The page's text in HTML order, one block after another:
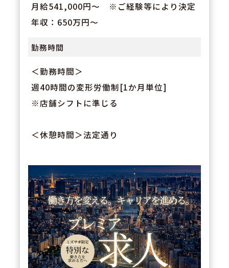
月給541,000円～ ※ご経験等により決定
年収：650万円～
勤務時間
＜勤務時間＞
週40時間の変形労働制[1か月単位]
※店舗シフトに準じる
＜休憩時間＞法定通り